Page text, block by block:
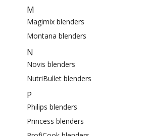
M
Magimix blenders
Montana blenders
N
Novis blenders
NutriBullet blenders
P
Philips blenders
Princess blenders